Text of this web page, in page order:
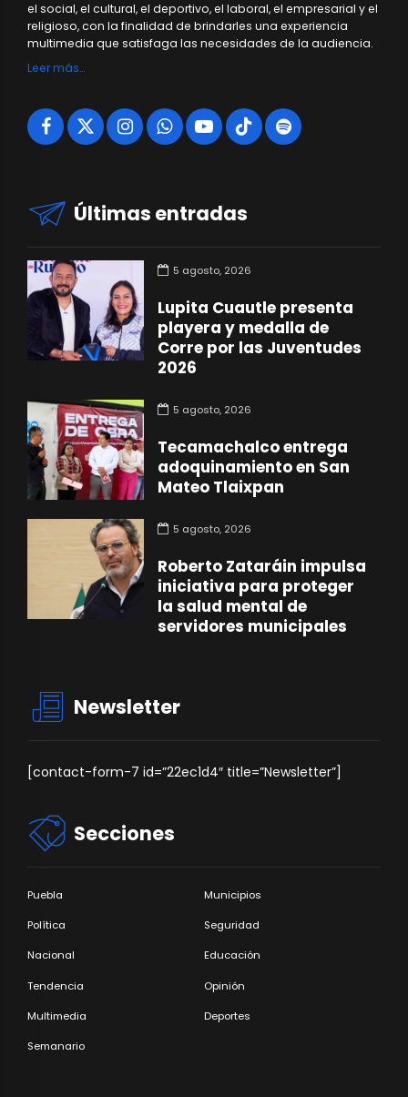
el social, el cultural, el deportivo, el laboral, el empresarial y el
religioso, con la finalidad de brindarles una experiencia
multimedia que satisfaga las necesidades de la audiencia.
Leer más…
Últimas entradas
5 agosto, 2026
Lupita Cuautle presenta
playera y medalla de
Corre por las Juventudes
2026
5 agosto, 2026
Tecamachalco entrega
adoquinamiento en San
Mateo Tlaixpan
5 agosto, 2026
Roberto Zataráin impulsa
iniciativa para proteger
la salud mental de
servidores municipales
Newsletter
[contact-form-7 id=”22ec1d4″ title=”Newsletter”]
Secciones
Puebla Municipios
Política Seguridad
Nacional Educación
Tendencia Opinión
Multimedia Deportes
Semanario